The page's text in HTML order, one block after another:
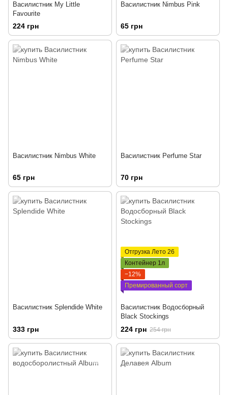
Василистник My Little
Favourite
224 грн
Василистник Nimbus Pink
65 грн
Василистник Nimbus White
65 грн
Василистник Perfume Star
70 грн
Василистник Splendide White
333 грн
Отгрузка Лето 26
Контейнер 1л
−12%
Премированный сорт
Василистник Водосборный
Black Stockings
224 грн 254 грн